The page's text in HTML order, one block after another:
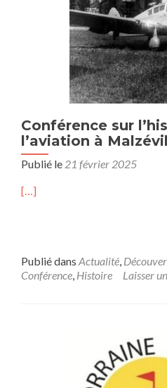
Conférence sur
l’aviation à
Publié le 21 février 2025
[…]
Publié dans Actualité,
Conférence, Histoire Laisser